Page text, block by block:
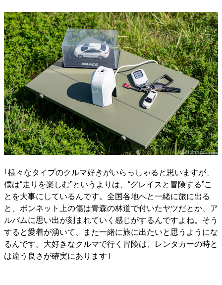
｢様々なタイプのクルマ好きがいらっしゃると思いますが、
僕は“走りを楽しむ”というよりは、“グレイスと冒険する”こ
とを大事にしているんです。全国各地へと一緒に旅に出る
と、ボンネット上の傷は青森の林道で付いたヤツだとか、ア
ルバムに思い出が刻まれていく感じがするんですよね。そう
すると愛着が湧いて、また一緒に旅に出たいと思うようにな
るんです。大好きなクルマで行く冒険は、レンタカーの時と
は違う良さが確実にあります｣